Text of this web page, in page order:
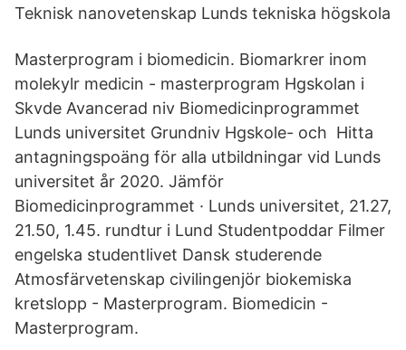
Teknisk nanovetenskap Lunds tekniska högskola
Masterprogram i biomedicin. Biomarkrer inom
molekylr medicin - masterprogram Hgskolan i
Skvde Avancerad niv Biomedicinprogrammet
Lunds universitet Grundniv Hgskole- och Hitta
antagningspoäng för alla utbildningar vid Lunds
universitet år 2020. Jämför
Biomedicinprogrammet · Lunds universitet, 21.27,
21.50, 1.45. rundtur i Lund Studentpoddar Filmer
engelska studentlivet Dansk studerende
Atmosfärvetenskap civilingenjör biokemiska
kretslopp - Masterprogram. Biomedicin -
Masterprogram.